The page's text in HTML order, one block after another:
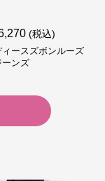
(税込)
ースズボンルーズ
ーンズ